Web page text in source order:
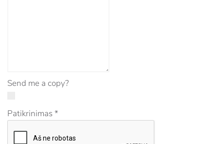
Send me a copy?
Patikrinimas*